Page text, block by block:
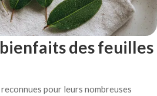
des feuilles
pour leurs nombreuses